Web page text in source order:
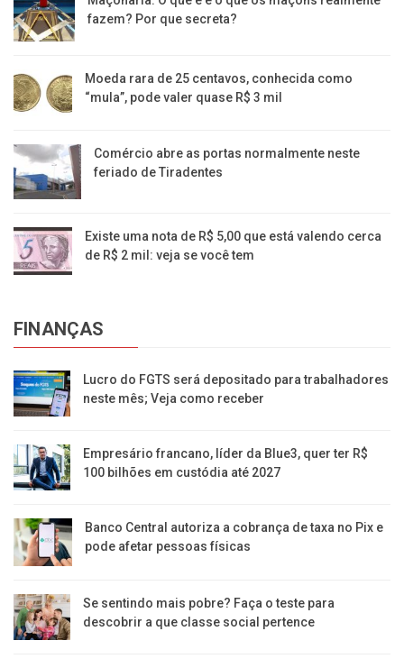
fazem? Por que secreta?
Moeda rara de 25 centavos, conhecida como
“mula”, pode valer quase R$ 3 mil
Comércio abre as portas normalmente neste
feriado de Tiradentes
Existe uma nota de R$ 5,00 que está valendo cerca
de R$ 2 mil: veja se você tem
FINANÇAS
Lucro do FGTS será depositado para trabalhadores
neste mês; Veja como receber
Empresário francano, líder da Blue3, quer ter R$
100 bilhões em custódia até 2027
Banco Central autoriza a cobrança de taxa no Pix e
pode afetar pessoas físicas
Se sentindo mais pobre? Faça o teste para
descobrir a que classe social pertence